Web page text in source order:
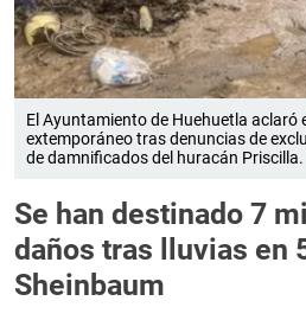
El Ayuntamiento de Huehuetla aclaró
extemporáneo tras denuncias de
de damnificados del huracán Priscilla.
Se han destinado 7
daños tras lluvias en
Sheinbaum